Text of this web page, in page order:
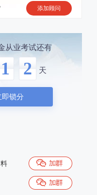
添加顾问
从业考试还有
1 2 天
即锁分